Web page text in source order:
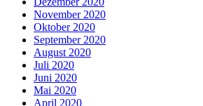
November 2020
Oktober 2020
September 2020
August 2020
Juli 2020
Juni 2020
Mai 2020
April 2020